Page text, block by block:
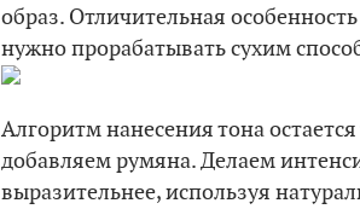
образ. Отличительная
нужно прорабатывать сухим
Алгоритм нанесения тона
добавляем румяна. Делаем
выразительнее, используя